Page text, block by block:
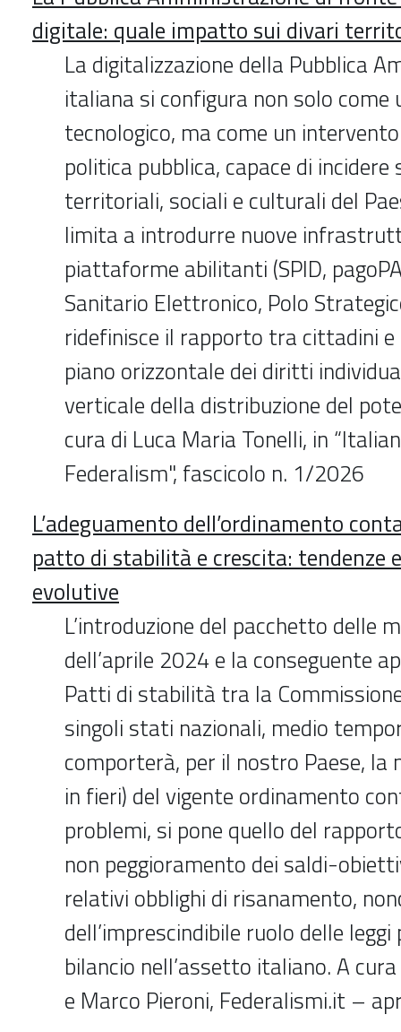
digitale: quale impatto sui divari
La digitalizzazione della Pubblica
italiana si configura non solo come
tecnologico, ma come un
politica pubblica, capace di incidere
territoriali, sociali e culturali del
limita a introdurre nuove
piattaforme abilitanti (SPID,
Sanitario Elettronico, Polo
ridefinisce il rapporto tra cittadini
piano orizzontale dei diritti
verticale della distribuzione del
cura di Luca Maria Tonelli, in
Federalism", fascicolo n. 1/2026
L’adeguamento dell’ordinamento
patto di stabilità e crescita: tendenze
evolutive
L’introduzione del pacchetto delle
dell’aprile 2024 e la conseguente
Patti di stabilità tra la
singoli stati nazionali, medio
comporterà, per il nostro Paese,
in fieri) del vigente ordinamento
problemi, si pone quello del
non peggioramento dei saldi-
relativi obblighi di risanamento,
dell’imprescindibile ruolo delle
bilancio nell’assetto italiano. A
e Marco Pieroni, Federalismi.it –